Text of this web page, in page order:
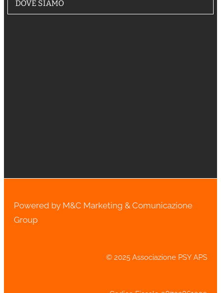
DOVE SIAMO
Powered by M&C Marketing & Comunicazione
Group
© 2025 Associazione PSY APS